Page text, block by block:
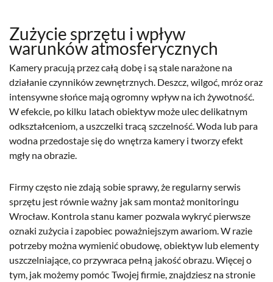
Zużycie sprzętu i wpływ
warunków atmosferycznych
Kamery pracują przez całą dobę i są stale narażone na
działanie czynników zewnętrznych. Deszcz, wilgoć, mróz oraz
intensywne słońce mają ogromny wpływ na ich żywotność.
W efekcie, po kilku latach obiektyw może ulec delikatnym
odkształceniom, a uszczelki tracą szczelność. Woda lub para
wodna przedostaje się do wnętrza kamery i tworzy efekt
mgły na obrazie.
Firmy często nie zdają sobie sprawy, że regularny serwis
sprzętu jest równie ważny jak sam montaż monitoringu
Wrocław. Kontrola stanu kamer pozwala wykryć pierwsze
oznaki zużycia i zapobiec poważniejszym awariom. W razie
potrzeby można wymienić obudowę, obiektyw lub elementy
uszczelniające, co przywraca pełną jakość obrazu. Więcej o
tym, jak możemy pomóc Twojej firmie, znajdziesz na stronie